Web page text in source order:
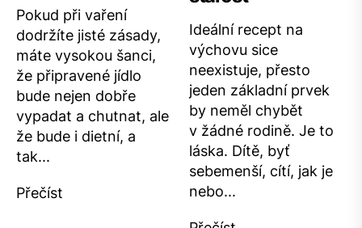
Pokud při vaření
dodržíte jisté zásady,
máte vysokou šanci,
že připravené jídlo
bude nejen dobře
vypadat a chutnat, ale
že bude i dietní, a
tak...
Přečíst
Ideální recept na
výchovu sice
neexistuje, přesto
jeden základní prvek
by neměl chybět
v žádné rodině. Je to
láska. Dítě, byť
sebemenší, cítí, jak je
nebo...